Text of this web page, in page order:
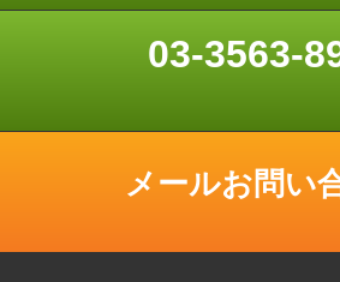
03-3563-
メールお問い